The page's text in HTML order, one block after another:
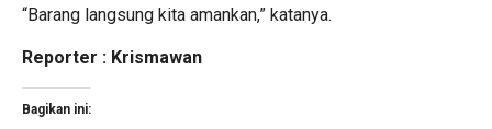
“Barang langsung kita amankan,” katanya.
Reporter : Krismawan
Bagikan ini: